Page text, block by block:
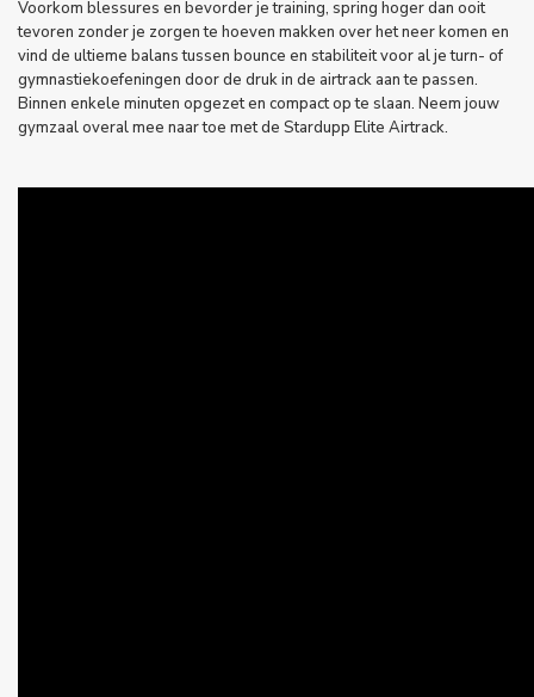
Voorkom blessures en bevorder je training, spring hoger dan ooit
tevoren zonder je zorgen te hoeven makken over het neer komen en
vind de ultieme balans tussen bounce en stabiliteit voor al je turn- of
gymnastiekoefeningen door de druk in de airtrack aan te passen.
Binnen enkele minuten opgezet en compact op te slaan. Neem jouw
gymzaal overal mee naar toe met de Stardupp Elite Airtrack.